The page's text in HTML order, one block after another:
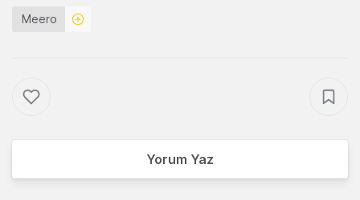
Meero
Yorum Yaz